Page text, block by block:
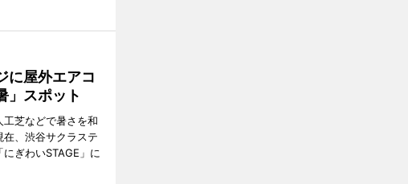
に屋外エアコ
」スポット
芝などで暑さを和
在、渋谷サクラステ
ぎわいSTAGE」に